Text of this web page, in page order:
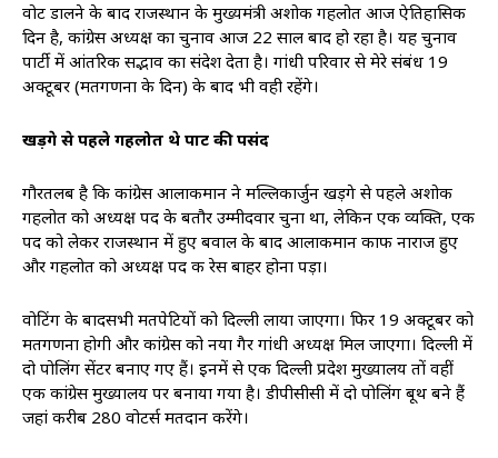
वोट डालने के बाद राजस्थान के मुख्यमंत्री अशोक गहलोत आज ऐतिहासिक
दिन है, कांग्रेस अध्यक्ष का चुनाव आज 22 साल बाद हो रहा है। यह चुनाव
पार्टी में आंतरिक सद्भाव का संदेश देता है। गांधी परिवार से मेरे संबंध 19
अक्टूबर (मतगणना के दिन) के बाद भी वही रहेंगे।
खड़गे से पहले गहलोत थे पार्टी की पसंद
गौरतलब है कि कांग्रेस आलाकमान ने मल्लिकार्जुन खड़गे से पहले अशोक
गहलोत को अध्यक्ष पद के बतौर उम्मीदवार चुना था, लेकिन एक व्यक्ति, एक
पद को लेकर राजस्थान में हुए बवाल के बाद आलाकमान काफी नाराज हुए
और गहलोत को अध्यक्ष पद की रेस बाहर होना पड़ा।
वोटिंग के बादसभी मतपेटियों को दिल्ली लाया जाएगा। फिर 19 अक्टूबर को
मतगणना होगी और कांग्रेस को नया गैर गांधी अध्यक्ष मिल जाएगा। दिल्ली में
दो पोलिंग सेंटर बनाए गए हैं। इनमें से एक दिल्ली प्रदेश मुख्यालय तों वहीं
एक कांग्रेस मुख्यालय पर बनाया गया है। डीपीसीसी में दो पोलिंग बूथ बने हैं
जहां करीब 280 वोटर्स मतदान करेंगे।